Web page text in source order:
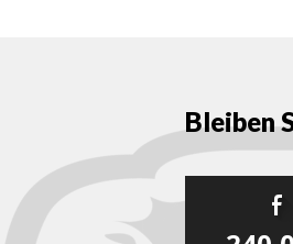
Bleiben